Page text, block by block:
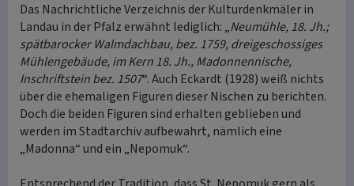
Das Nachrichtliche Verzeichnis der Kulturdenkmäler in
Landau in der Pfalz erwähnt lediglich: „Neumühle, 18. Jh.;
spätbarocker Walmdachbau, bez. 1759, dreigeschossiges
Mühlengebäude, im Kern 18. Jh., Madonnennische,
Inschriftstein bez. 1507“. Auch Eckardt (1928) weiß nichts
über die ehemaligen Figuren dieser Nischen zu berichten.
Doch die beiden Figuren sind erhalten geblieben und
werden im Stadtarchiv aufbewahrt, nämlich eine
„Madonna“ und ein „Nepomuk“.